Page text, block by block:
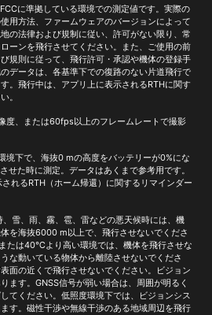
に準拠している環境での測定値です。実際の
用方法、ファームウェアのバージョンによって
の法律および規制に従い、許可がない限り、常
ーンを飛行させてください。また、ご使用の前
規則に従って、飛行許可・承認や機体の登録手
データは、各基準下での復路のない片道飛行で
。飛行中は、アプリ上に表示されるRTHに関す
。
度、または60fps以上のフレームレートで撮影
下で、海抜0 mの高度をバッテリーが0%にな
た時に測定。データはあくまで参考用です。
れるRTH（ホーム帰還）に関するリマインダー
雪、雨、霧、雹、雷などの悪天候時には、機
を海抜6000 m以上で、飛行させないでくださ
たは40℃より高い環境では、機体を飛行させな
な動いている物体から離陸させないでくださ
面の近くで飛行させないでください。ビジョン
ます。GNSS信号が弱い場合は、周囲が明るく
てください。低照度環境下では、ビジョンシス
す。磁性干渉や無線干渉のある地域周辺を飛行